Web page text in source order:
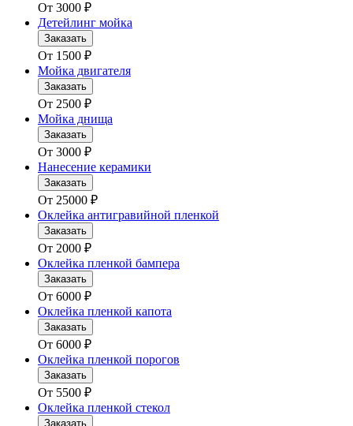
От 3000 ₽
Детейлинг мойка
Заказать
От 1500 ₽
Мойка двигателя
Заказать
От 2500 ₽
Мойка днища
Заказать
От 3000 ₽
Нанесение керамики
Заказать
От 25000 ₽
Оклейка антигравийной пленкой
Заказать
От 2000 ₽
Оклейка пленкой бампера
Заказать
От 6000 ₽
Оклейка пленкой капота
Заказать
От 6000 ₽
Оклейка пленкой порогов
Заказать
От 5500 ₽
Оклейка пленкой стекол
Заказать